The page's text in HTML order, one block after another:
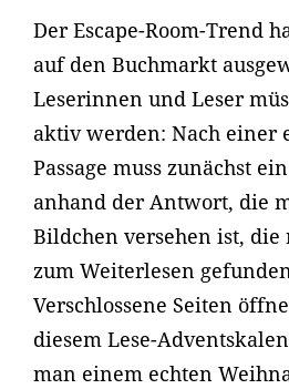
Der Escape-Room-Trend
auf den Buchmarkt
Leserinnen und Leser
aktiv werden: Nach einer
Passage muss zunächst
anhand der Antwort, die
Bildchen versehen ist, die
zum Weiterlesen
Verschlossene Seiten
diesem Lese-
man einem echten